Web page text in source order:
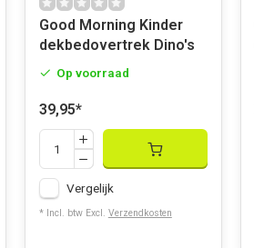
Good Morning Kinder
dekbedovertrek Dino's
Op voorraad
39,95*
Vergelijk
* Incl. btw Excl. Verzendkosten